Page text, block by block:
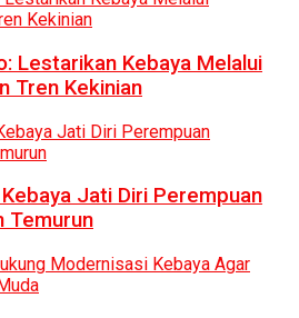
Lestarikan Kebaya Melalui
Tren Kekinian
Jati Diri Perempuan
Temurun